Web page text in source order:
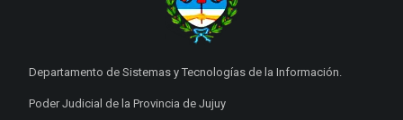
Departamento de Sistemas y Tecnologías de la Información.
Poder Judicial de la Provincia de Jujuy